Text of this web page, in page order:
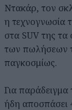
Ντακάρ, τον
η τεχνογνωσία
στα SUV της τα
των πωλήσεων
παγκοσμίως.
Για
ήδη αποσπάσει